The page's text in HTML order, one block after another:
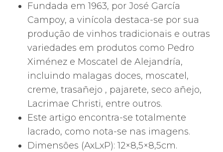
Fundada em 1963, por José García
Campoy, a vinícola destaca-se por sua
produção de vinhos tradicionais e outras
variedades em produtos como Pedro
Ximénez e Moscatel de Alejandría,
incluindo malagas doces, moscatel,
creme, trasañejo , pajarete, seco añejo,
Lacrimae Christi, entre outros.
Este artigo encontra-se totalmente
lacrado, como nota-se nas imagens.
Dimensões (AxLxP): 12×8,5×8,5cm.